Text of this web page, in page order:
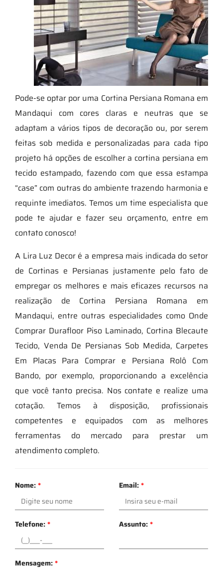
Pode-se optar por uma Cortina Persiana Romana em
Mandaqui com cores claras e neutras que se
adaptam a vários tipos de decoração ou, por serem
feitas sob medida e personalizadas para cada tipo
projeto há opções de escolher a cortina persiana em
tecido estampado, fazendo com que essa estampa
“case” com outras do ambiente trazendo harmonia e
requinte imediatos. Temos um time especialista que
pode te ajudar e fazer seu orçamento, entre em
contato conosco!
A Lira Luz Decor é a empresa mais indicada do setor
de Cortinas e Persianas justamente pelo fato de
empregar os melhores e mais eficazes recursos na
realização de Cortina Persiana Romana em
Mandaqui, entre outras especialidades como Onde
Comprar Durafloor Piso Laminado, Cortina Blecaute
Tecido, Venda De Persianas Sob Medida, Carpetes
Em Placas Para Comprar e Persiana Rolô Com
Bando, por exemplo, proporcionando a excelência
que você tanto precisa. Nos contate e realize uma
cotação. Temos à disposição, profissionais
competentes e equipados com as melhores
ferramentas do mercado para prestar um
atendimento completo.
Nome:* Email:*
Telefone:* Assunto:*
Mensagem:*